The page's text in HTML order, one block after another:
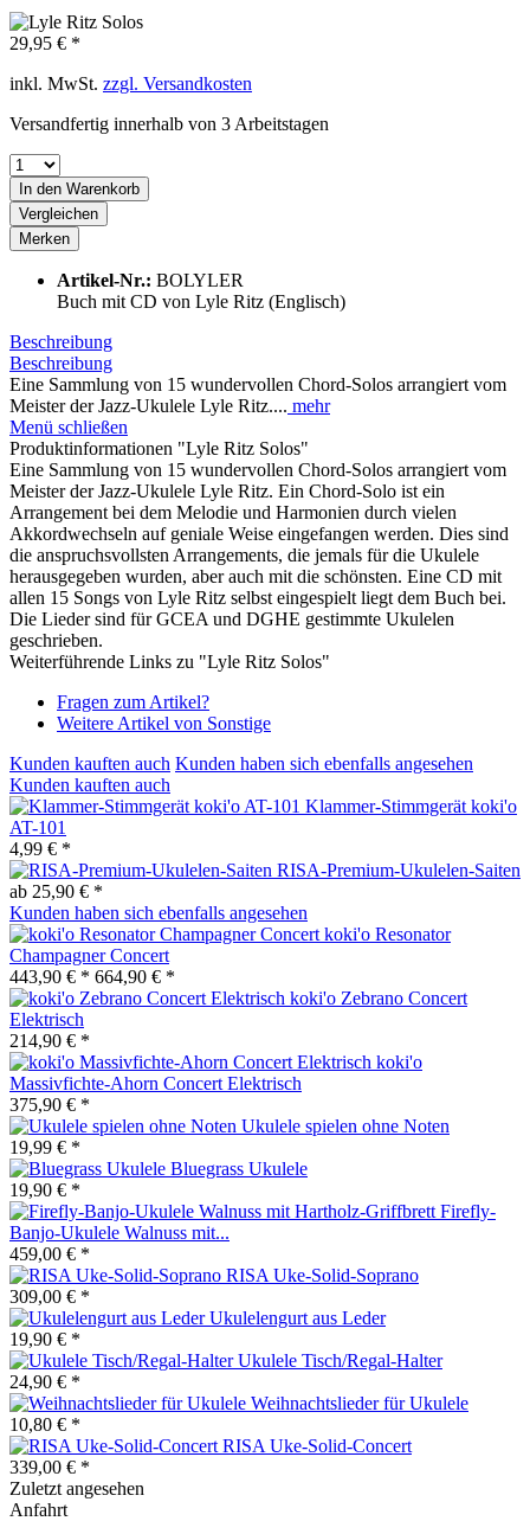
29,95 € *
inkl. MwSt. zzgl. Versandkosten
Versandfertig innerhalb von 3 Arbeitstagen
In den Warenkorb
Vergleichen
Merken
Artikel-Nr.: BOLYLER
Buch mit CD von Lyle Ritz (Englisch)
Beschreibung
Beschreibung
Eine Sammlung von 15 wundervollen Chord-Solos arrangiert vom
Meister der Jazz-Ukulele Lyle Ritz.... mehr
Menü schließen
Produktinformationen "Lyle Ritz Solos"
Eine Sammlung von 15 wundervollen Chord-Solos arrangiert vom
Meister der Jazz-Ukulele Lyle Ritz. Ein Chord-Solo ist ein
Arrangement bei dem Melodie und Harmonien durch vielen
Akkordwechseln auf geniale Weise eingefangen werden. Dies sind
die anspruchsvollsten Arrangements, die jemals für die Ukulele
herausgegeben wurden, aber auch mit die schönsten. Eine CD mit
allen 15 Songs von Lyle Ritz selbst eingespielt liegt dem Buch bei.
Die Lieder sind für GCEA und DGHE gestimmte Ukulelen
geschrieben.
Weiterführende Links zu "Lyle Ritz Solos"
Fragen zum Artikel?
Weitere Artikel von Sonstige
Kunden kauften auch Kunden haben sich ebenfalls angesehen
Kunden kauften auch
Klammer-Stimmgerät koki'o
AT-101
4,99 € *
RISA-Premium-Ukulelen-Saiten
ab 25,90 € *
Kunden haben sich ebenfalls angesehen
koki'o Resonator
Champagner Concert
443,90 € * 664,90 € *
koki'o Zebrano Concert
Elektrisch
214,90 € *
koki'o
Massivfichte-Ahorn Concert Elektrisch
375,90 € *
Ukulele spielen ohne Noten
19,99 € *
Bluegrass Ukulele
19,90 € *
Firefly-
Banjo-Ukulele Walnuss mit...
459,00 € *
RISA Uke-Solid-Soprano
309,00 € *
Ukulelengurt aus Leder
19,90 € *
Ukulele Tisch/Regal-Halter
24,90 € *
Weihnachtslieder für Ukulele
10,80 € *
RISA Uke-Solid-Concert
339,00 € *
Zuletzt angesehen
Anfahrt